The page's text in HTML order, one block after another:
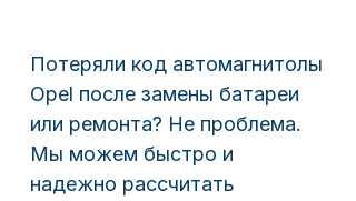
Потеряли код автомагнитолы
Opel после замены батареи
или ремонта? Не проблема.
Мы можем быстро и
надежно рассчитать